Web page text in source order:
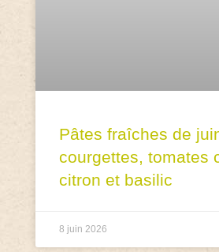
Pâtes fraîches de
courgettes, tomates
citron et basilic
8 juin 2026